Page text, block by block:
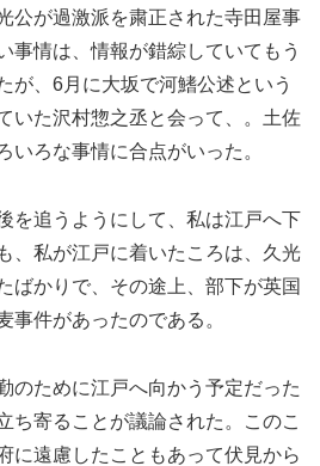
公が過激派を粛正された寺田屋事
事情は、情報が錯綜していてもう
が、6月に大坂で河鰭公述という
いた沢村惣之丞と会って、。土佐
いろな事情に合点がいった。
を追うようにして、私は江戸へ下
、私が江戸に着いたころは、久光
ばかりで、その途上、部下が英国
事件があったのである。
のために江戸へ向かう予定だった
ち寄ることが議論された。このこ
に遠慮したこともあって伏見から